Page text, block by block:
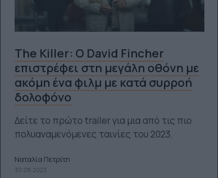
The Killer: Ο David Fincher
επιστρέφει στη μεγάλη οθόνη με
ακόμη ένα φιλμ με κατά συρροή
δολοφόνο
Δείτε το πρώτο trailer για μια από τις πιο
πολυαναμενόμενες ταινίες του 2023.
Ναταλία Πετρίτη
30.08.2023